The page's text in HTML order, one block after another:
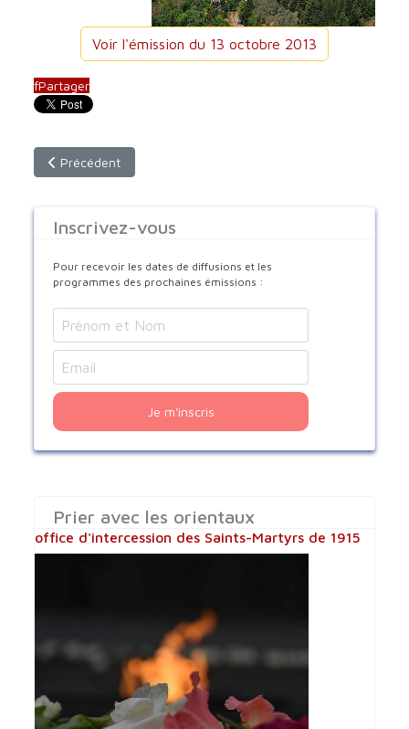
Voir l'émission du 13 octobre 2013
fPartager
Article précédent : Jésus : Dieu et Homme
Précédent
Inscrivez-vous
Pour recevoir les dates de diffusions et les
programmes des prochaines émissions :
Je m'inscris
Prier avec les orientaux
office d'intercession des Saints-Martyrs de 1915